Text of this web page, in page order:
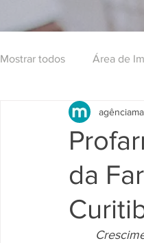
Mostrar todos Área de
da